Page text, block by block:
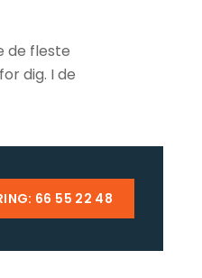
de fleste
dig. I de
66 55 22 48